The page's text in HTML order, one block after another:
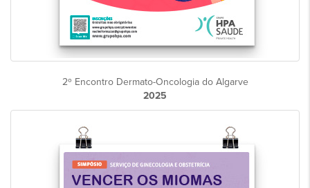
2º Encontro Dermato-Oncologia do Algarve
2025